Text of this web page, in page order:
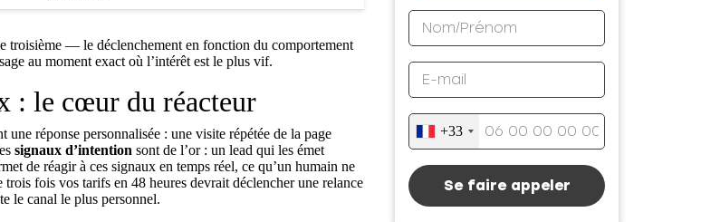
troisième — le déclenchement en fonction du comportement
au moment exact où l’intérêt est le plus vif.
: le cœur du réacteur
réponse personnalisée : une visite répétée de la page
signaux d’intention sont de l’or : un lead qui les émet
de réagir à ces signaux en temps réel, ce qu’un humain ne
fois vos tarifs en 48 heures devrait déclencher une relance
le canal le plus personnel.
+33
Se faire appeler